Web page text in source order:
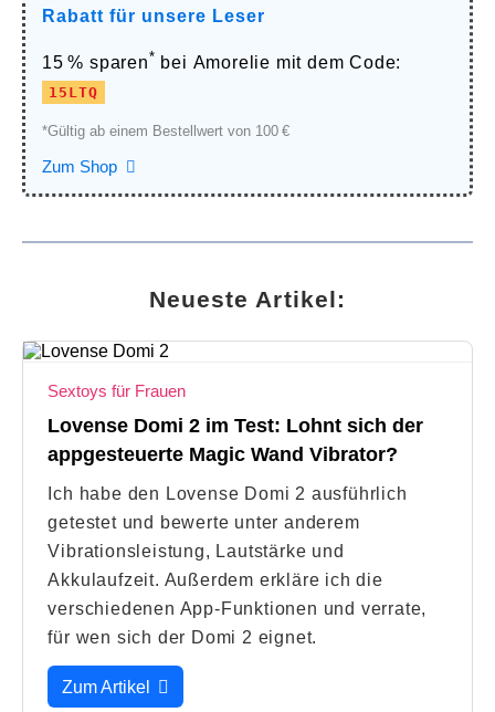
Rabatt für unsere Leser
15 % sparen* bei Amorelie mit dem Code:
15LTQ
*Gültig ab einem Bestellwert von 100 €
Zum Shop
Neueste Artikel:
Sextoys für Frauen
Lovense Domi 2 im Test: Lohnt sich der
appgesteuerte Magic Wand Vibrator?
Ich habe den Lovense Domi 2 ausführlich
getestet und bewerte unter anderem
Vibrationsleistung, Lautstärke und
Akkulaufzeit. Außerdem erkläre ich die
verschiedenen App-Funktionen und verrate,
für wen sich der Domi 2 eignet.
Zum Artikel